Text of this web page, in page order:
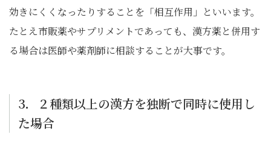
効きにくくなったりすることを「相互作用」といいます。
たとえ市販薬やサプリメントであっても、漢方薬と併用す
る場合は医師や薬剤師に相談することが大事です。
3．２種類以上の漢方を独断で同時に使用し
た場合